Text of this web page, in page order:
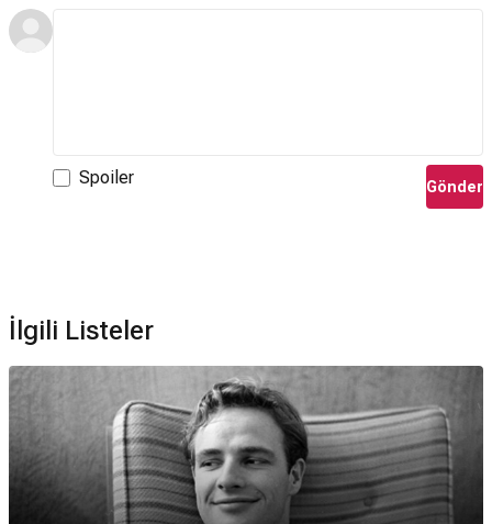
Spoiler Gönder
İlgili Listeler